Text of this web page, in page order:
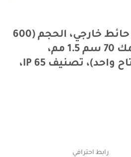
ProRack 9U-حامل حائط خارجي، الحجم (600
مم × 450 مم)، سمك 70 سم 1.5 مم،
متضمن (قفل مفتاح واحد)، تصنيف IP 65،
رابط احترافي